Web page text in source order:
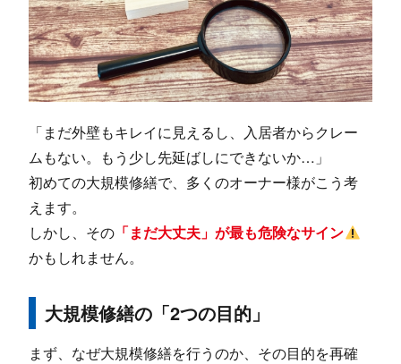
「まだ外壁もキレイに見えるし、入居者からクレー
ムもない。もう少し先延ばしにできないか…」
初めての大規模修繕で、多くのオーナー様がこう考
えます。
しかし、その 「まだ大丈夫」が最も危険なサイン
かもしれません。
大規模修繕の「2つの目的」
まず、なぜ大規模修繕を行うのか、その目的を再確